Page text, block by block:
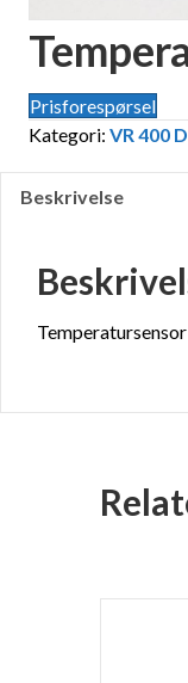
Prisforespørsel
Kategori: VR 400
Beskrivelse